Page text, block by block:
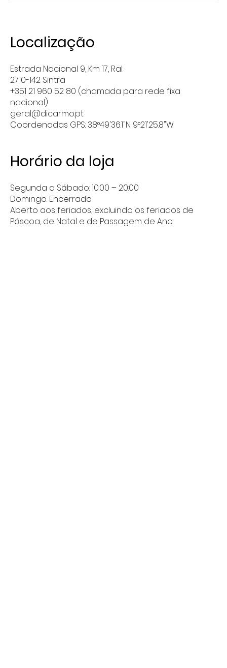
Segunda a Sábado: 10:00 – 20:00
Domingo: Encerrado
Aberto aos feriados, excluindo os feriados de
Páscoa, de Natal e de Passagem de Ano.
Horário da loja
Estrada Nacional 9, Km 17, Ral
2710-142 Sintra
+351 21 960 52 80 (chamada para rede fixa
nacional)
geral@dicarmo.pt
Coordenadas GPS: 38°49'36.1"N 9°21'25.8"W
Localização